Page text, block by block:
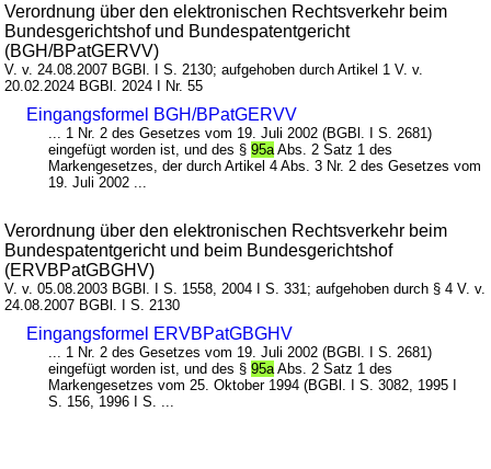
Verordnung über den elektronischen Rechtsverkehr beim
Bundesgerichtshof und Bundespatentgericht
(BGH/BPatGERVV)
V. v. 24.08.2007 BGBl. I S. 2130; aufgehoben durch Artikel 1 V. v.
20.02.2024 BGBl. 2024 I Nr. 55
Eingangsformel BGH/BPatGERVV
... 1 Nr. 2 des Gesetzes vom 19. Juli 2002 (BGBl. I S. 2681)
eingefügt worden ist, und des §95a Abs. 2 Satz 1 des
Markengesetzes, der durch Artikel 4 Abs. 3 Nr. 2 des Gesetzes vom
19. Juli 2002 ...
Verordnung über den elektronischen Rechtsverkehr beim
Bundespatentgericht und beim Bundesgerichtshof
(ERVBPatGBGHV)
V. v. 05.08.2003 BGBl. I S. 1558, 2004 I S. 331; aufgehoben durch § 4 V. v.
24.08.2007 BGBl. I S. 2130
Eingangsformel ERVBPatGBGHV
... 1 Nr. 2 des Gesetzes vom 19. Juli 2002 (BGBl. I S. 2681)
eingefügt worden ist, und des §95a Abs. 2 Satz 1 des
Markengesetzes vom 25. Oktober 1994 (BGBl. I S. 3082, 1995 I
S. 156, 1996 I S. ...